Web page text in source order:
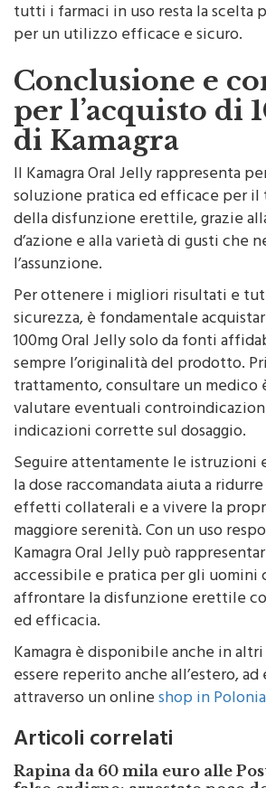
tutti i farmaci in uso resta la scelta
per un utilizzo efficace e sicuro.
Conclusione e
per l’acquisto di
di Kamagra
Il Kamagra Oral Jelly rappresenta
soluzione pratica ed efficace per
della disfunzione erettile, grazie
d’azione e alla varietà di gusti che
l’assunzione.
Per ottenere i migliori risultati e
sicurezza, è fondamentale
100mg Oral Jelly solo da fonti
sempre l’originalità del prodotto.
trattamento, consultare un medico
valutare eventuali
indicazioni corrette sul dosaggio.
Seguire attentamente le istruzioni
la dose raccomandata aiuta a
effetti collaterali e a vivere la
maggiore serenità. Con un uso
Kamagra Oral Jelly può
accessibile e pratica per gli uomini
affrontare la disfunzione erettile
ed efficacia.
Kamagra è disponibile anche in
essere reperito anche all’estero,
attraverso un onlineshop in Polonia
Articoli correlati
Rapina da 60 mila euro alle